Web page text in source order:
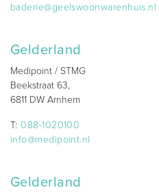
baderie@geelswoonwarenhuis.nl
Gelderland
Medipoint / STMG
Beekstraat 63,
6811 DW Arnhem
T:088-1020100
info@medipoint.nl
Gelderland